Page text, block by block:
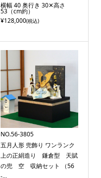
横幅 40 奥行き 30✕高さ
53（cm約）
¥128,000(税込)
NO.56-3805
五月人形 兜飾り ワンランク
上の正絹造り 鎌倉型 天賦
の兜 空 収納セット （56